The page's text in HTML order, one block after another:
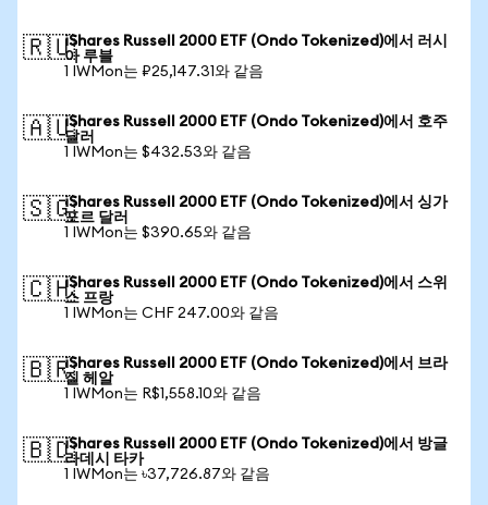
🇷🇺iShares Russell 2000 ETF (Ondo Tokenized)에서 러시
아 루블
1 IWMon는 ₽25,147.31와 같음
🇦🇺iShares Russell 2000 ETF (Ondo Tokenized)에서 호주
달러
1 IWMon는 $432.53와 같음
🇸🇬iShares Russell 2000 ETF (Ondo Tokenized)에서 싱가
포르 달러
1 IWMon는 $390.65와 같음
🇨🇭iShares Russell 2000 ETF (Ondo Tokenized)에서 스위
스 프랑
1 IWMon는 CHF 247.00와 같음
🇧🇷iShares Russell 2000 ETF (Ondo Tokenized)에서 브라
질 헤알
1 IWMon는 R$1,558.10와 같음
🇧🇩iShares Russell 2000 ETF (Ondo Tokenized)에서 방글
라데시 타카
1 IWMon는 ৳37,726.87와 같음